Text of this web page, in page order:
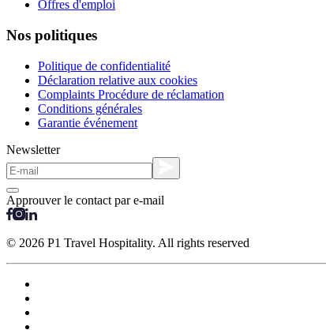
Offres d'emploi
Nos politiques
Politique de confidentialité
Déclaration relative aux cookies
Complaints Procédure de réclamation
Conditions générales
Garantie événement
Newsletter
Approuver le contact par e-mail
© 2026 P1 Travel Hospitality. All rights reserved